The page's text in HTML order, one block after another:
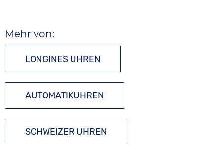
Mehr von:
LONGINES UHREN
AUTOMATIKUHREN
SCHWEIZER UHREN